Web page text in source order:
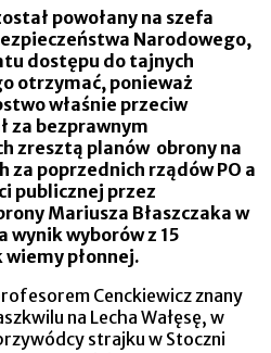
powołany na szefa
Narodowego,
dostępu do tajnych
otrzymać, ponieważ
właśnie przeciw
za bezprawnym
zresztą planów obrony na
za poprzednich rządów PO a
publicznej przez
Mariusza Błaszczaka w
wynik wyborów z 15
płonnej.
Cenckiewicz znany
na Lecha Wałęsę, w
strajku w Stoczni